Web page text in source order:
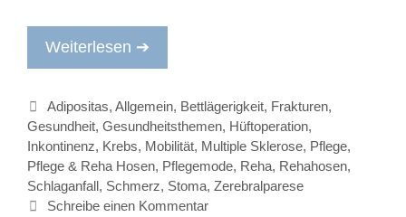
Weiterlesen ➔
Kategorien
Adipositas,Allgemein, Bettlägerigkeit, Frakturen,
Gesundheit, Gesundheitsthemen, Hüftoperation,
Inkontinenz, Krebs, Mobilität, Multiple Sklerose, Pflege,
Pflege & Reha Hosen, Pflegemode, Reha, Rehahosen,
Schlaganfall, Schmerz, Stoma, Zerebralparese
Schreibe einen Kommentar